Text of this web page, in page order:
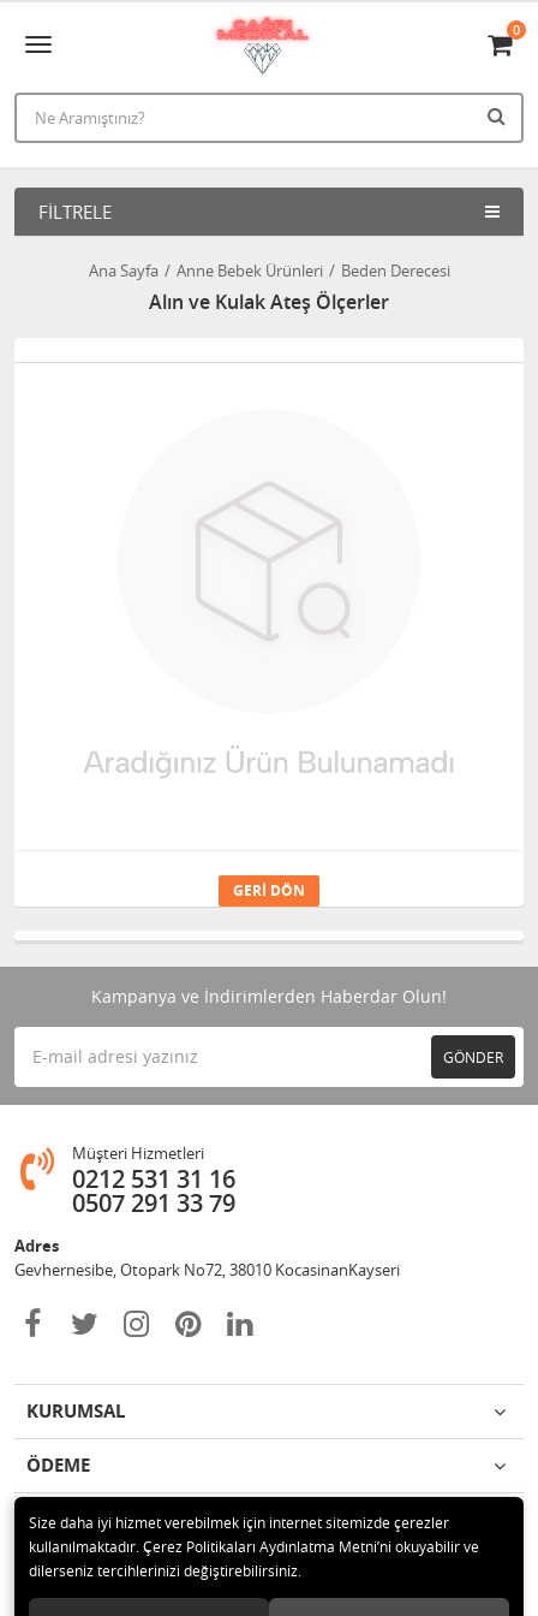
0
FILTRELE
Ana Sayfa Anne Bebek Ürünleri Beden Derecesi
Alın ve Kulak Ateş Ölçerler
GERI DÖN
Kampanya ve İndirimlerden Haberdar Olun!
GÖNDER
Müşteri Hizmetleri
0212 531 31 16
0507 291 33 79
Adres
Gevhernesibe, Otopark No72, 38010 KocasinanKayseri
KURUMSAL
ÖDEME
İLETİŞİM
© 2020 Çağrı Medikal Tekerlekli Sandalye Mağazası Tüm hakları saklıdır.
Size daha iyi hizmet verebilmek için internet sitemizde çerezler
kullanılmaktadır. Çerez Politikaları Aydınlatma Metni’ni okuyabilir ve
dilerseniz tercihlerinizi değiştirebilirsiniz.